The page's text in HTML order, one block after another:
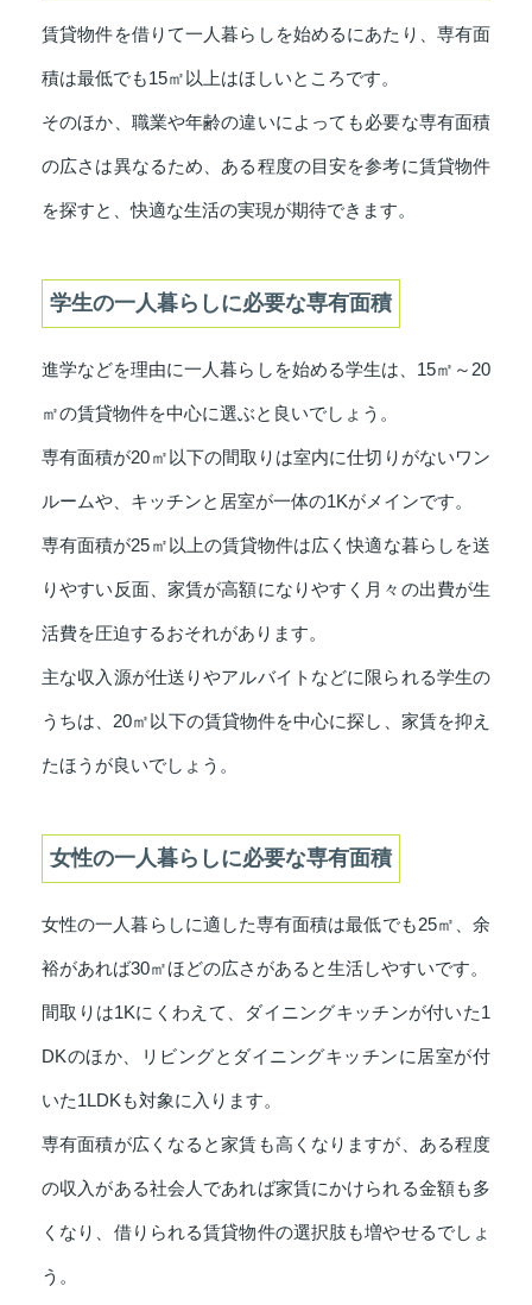
賃貸物件を借りて一人暮らしを始めるにあたり、専有面
積は最低でも15㎡以上はほしいところです。
そのほか、職業や年齢の違いによっても必要な専有面積
の広さは異なるため、ある程度の目安を参考に賃貸物件
を探すと、快適な生活の実現が期待できます。
学生の一人暮らしに必要な専有面積
進学などを理由に一人暮らしを始める学生は、15㎡～20
㎡の賃貸物件を中心に選ぶと良いでしょう。
専有面積が20㎡以下の間取りは室内に仕切りがないワン
ルームや、キッチンと居室が一体の1Kがメインです。
専有面積が25㎡以上の賃貸物件は広く快適な暮らしを送
りやすい反面、家賃が高額になりやすく月々の出費が生
活費を圧迫するおそれがあります。
主な収入源が仕送りやアルバイトなどに限られる学生の
うちは、20㎡以下の賃貸物件を中心に探し、家賃を抑え
たほうが良いでしょう。
女性の一人暮らしに必要な専有面積
女性の一人暮らしに適した専有面積は最低でも25㎡、余
裕があれば30㎡ほどの広さがあると生活しやすいです。
間取りは1Kにくわえて、ダイニングキッチンが付いた1
DKのほか、リビングとダイニングキッチンに居室が付
いた1LDKも対象に入ります。
専有面積が広くなると家賃も高くなりますが、ある程度
の収入がある社会人であれば家賃にかけられる金額も多
くなり、借りられる賃貸物件の選択肢も増やせるでしょ
う。